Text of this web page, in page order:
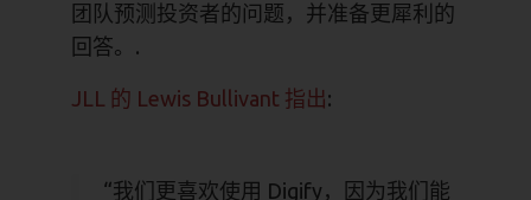
团队预测投资者的问题，并准备更犀利的
回答。.
JLL 的 Lewis Bullivant 指出:
“我们更喜欢使用 Digify，因为我们能